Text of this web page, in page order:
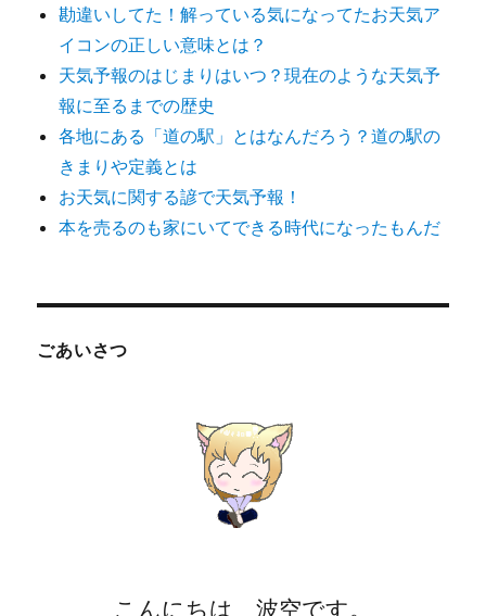
勘違いしてた！解っている気になってたお天気ア
イコンの正しい意味とは？
天気予報のはじまりはいつ？現在のような天気予
報に至るまでの歴史
各地にある「道の駅」とはなんだろう？道の駅の
きまりや定義とは
お天気に関する諺で天気予報！
本を売るのも家にいてできる時代になったもんだ
ごあいさつ
こんにちは 波空です。